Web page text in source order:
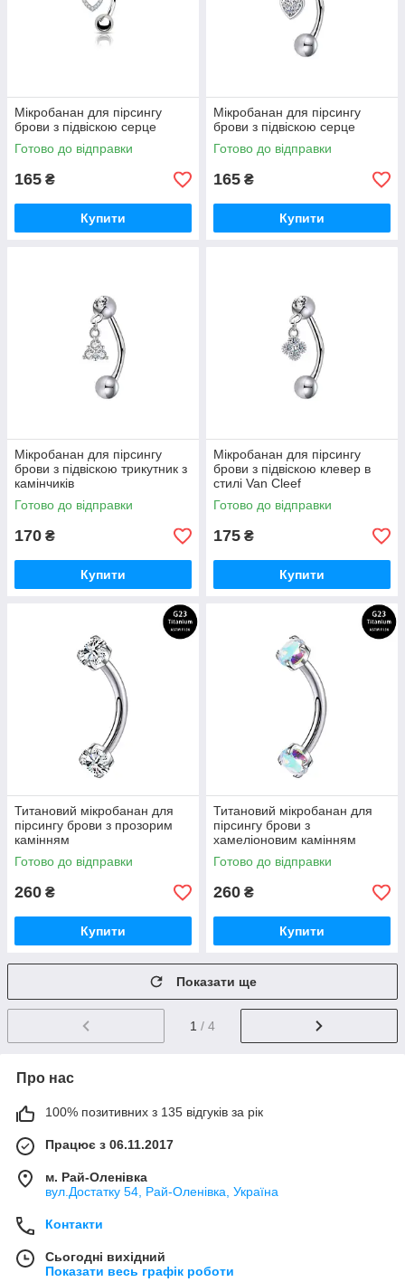
Мікробанан для пірсингу
брови з підвіскою серце
Готово до відправки
165 ₴
Купити
Мікробанан для пірсингу
брови з підвіскою серце
Готово до відправки
165 ₴
Купити
Мікробанан для пірсингу
брови з підвіскою трикутник з
камінчиків
Готово до відправки
170 ₴
Купити
Мікробанан для пірсингу
брови з підвіскою клевер в
стилі Van Cleef
Готово до відправки
175 ₴
Купити
Титановий мікробанан для
пірсингу брови з прозорим
камінням
Готово до відправки
260 ₴
Купити
Титановий мікробанан для
пірсингу брови з
хамеліоновим камінням
Готово до відправки
260 ₴
Купити
Показати ще
1 / 4
Про нас
100% позитивних з 135 відгуків за рік
Працює з 06.11.2017
м. Рай-Оленівка
вул.Достатку 54, Рай-Оленівка, Україна
Контакти
Сьогодні вихідний
Показати весь графік роботи